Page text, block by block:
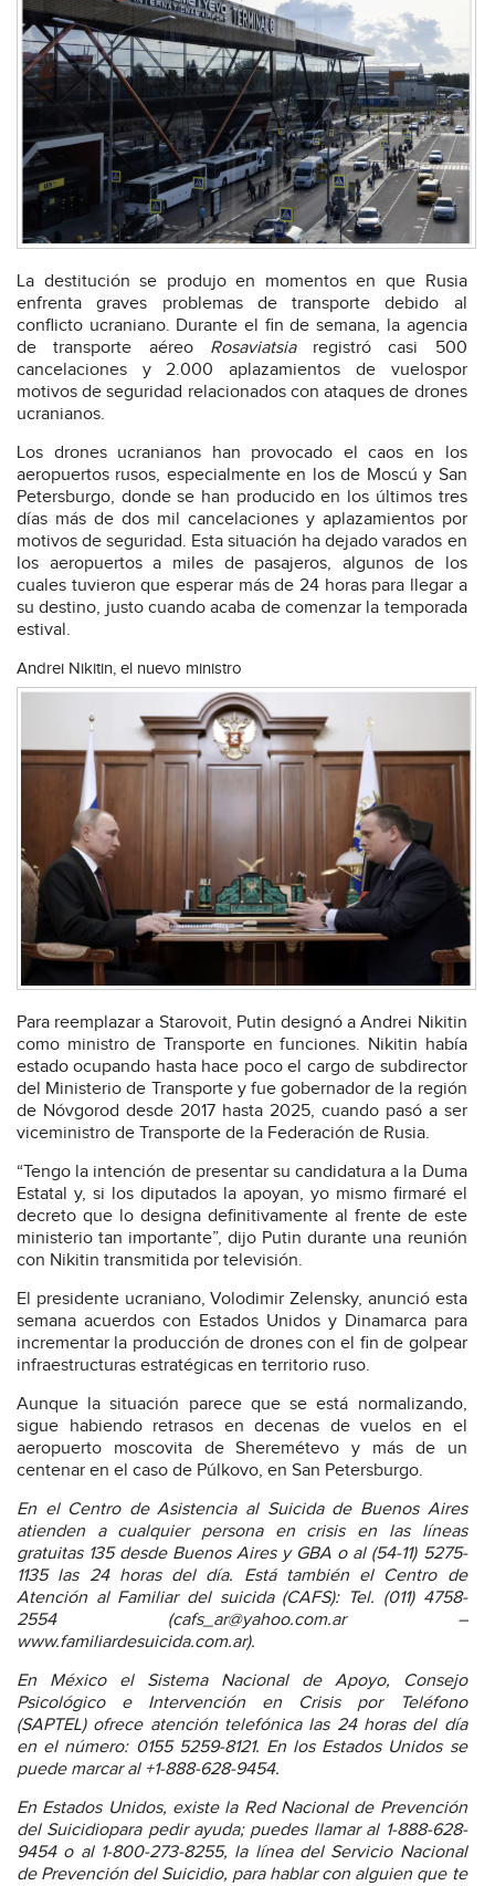
La destitución se produjo en momentos en que Rusia
enfrenta graves problemas de transporte debido al
conflicto ucraniano. Durante el fin de semana, la agencia
de transporte aéreo Rosaviatsia registró casi 500
cancelaciones y 2.000 aplazamientos de vuelospor
motivos de seguridad relacionados con ataques de drones
ucranianos.
Los drones ucranianos han provocado el caos en los
aeropuertos rusos, especialmente en los de Moscú y San
Petersburgo, donde se han producido en los últimos tres
días más de dos mil cancelaciones y aplazamientos por
motivos de seguridad. Esta situación ha dejado varados en
los aeropuertos a miles de pasajeros, algunos de los
cuales tuvieron que esperar más de 24 horas para llegar a
su destino, justo cuando acaba de comenzar la temporada
estival.
Andrei Nikitin, el nuevo ministro
Para reemplazar a Starovoit, Putin designó a Andrei Nikitin
como ministro de Transporte en funciones. Nikitin había
estado ocupando hasta hace poco el cargo de subdirector
del Ministerio de Transporte y fue gobernador de la región
de Nóvgorod desde 2017 hasta 2025, cuando pasó a ser
viceministro de Transporte de la Federación de Rusia.
“Tengo la intención de presentar su candidatura a la Duma
Estatal y, si los diputados la apoyan, yo mismo firmaré el
decreto que lo designa definitivamente al frente de este
ministerio tan importante”, dijo Putin durante una reunión
con Nikitin transmitida por televisión.
El presidente ucraniano, Volodimir Zelensky, anunció esta
semana acuerdos con Estados Unidos y Dinamarca para
incrementar la producción de drones con el fin de golpear
infraestructuras estratégicas en territorio ruso.
Aunque la situación parece que se está normalizando,
sigue habiendo retrasos en decenas de vuelos en el
aeropuerto moscovita de Sheremétevo y más de un
centenar en el caso de Púlkovo, en San Petersburgo.
En el Centro de Asistencia al Suicida de Buenos Aires
atienden a cualquier persona en crisis en las líneas
gratuitas 135 desde Buenos Aires y GBA o al (54-11) 5275-
1135 las 24 horas del día. Está también el Centro de
Atención al Familiar del suicida (CAFS): Tel. (011) 4758-
2554 (cafs_ar@yahoo.com.ar–
www.familiardesuicida.com.ar).
En México el Sistema Nacional de Apoyo, Consejo
Psicológico e Intervención en Crisis por Teléfono
(SAPTEL) ofrece atención telefónica las 24 horas del día
en el número: 0155 5259-8121. En los Estados Unidos se
puede marcar al +1-888-628-9454.
En Estados Unidos, existe la Red Nacional de Prevención
del Suicidiopara pedir ayuda; puedes llamar al 1-888-628-
9454 o al 1-800-273-8255, la línea del Servicio Nacional
de Prevención del Suicidio, para hablar con alguien que te